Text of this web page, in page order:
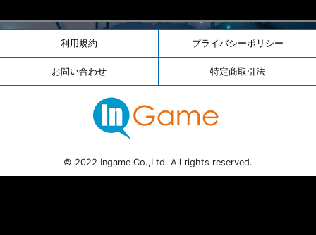
利用規約 プライバシーポリシー
お問い合わせ 特定商取引法
© 2022 Ingame Co.,Ltd. All rights reserved.